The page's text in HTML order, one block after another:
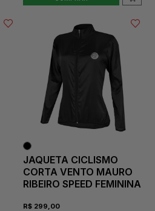
JAQUETA CICLISMO
CORTA VENTO MAURO
RIBEIRO SPEED FEMININA
R$ 299,00